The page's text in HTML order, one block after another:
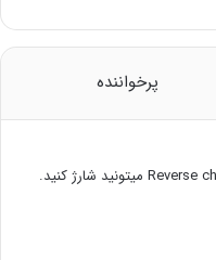
پرخواننده
سلام فقط به صورت Reverse charging میتونید شارژ کنید.